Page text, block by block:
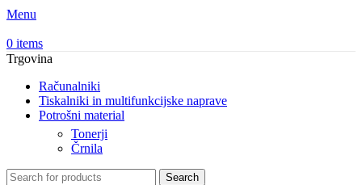
Menu
0 items
Trgovina
Računalniki
Tiskalniki in multifunkcijske naprave
Potrošni material
Tonerji
Črnila
Search